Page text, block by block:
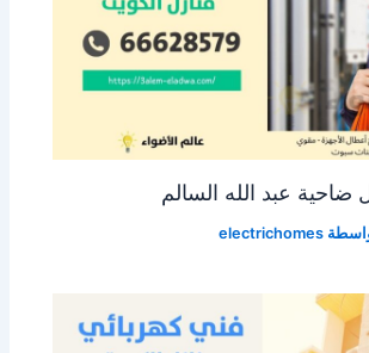
ضاحية عبد الله السالم
electrichomes